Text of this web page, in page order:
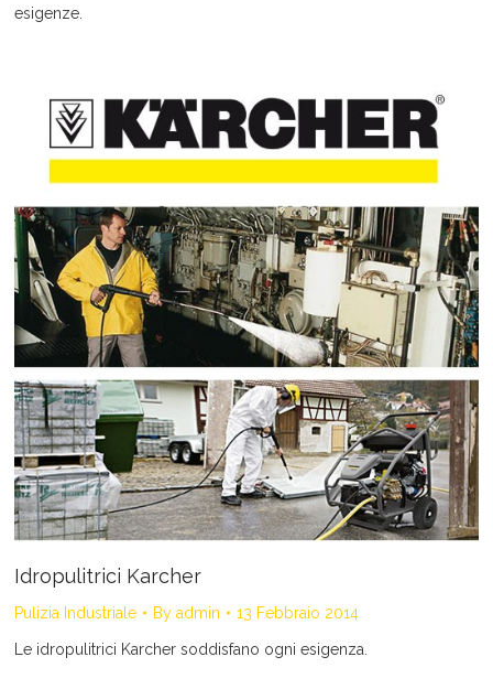
esigenze.
Idropulitrici Karcher
Pulizia Industriale By admin 13 Febbraio 2014
Le idropulitrici Karcher soddisfano ogni esigenza.